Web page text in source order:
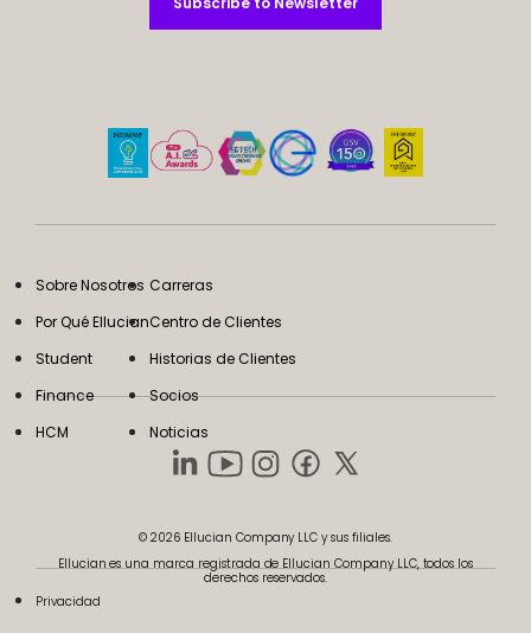
Sobre Nosotros
Por Qué Ellucian
Student
Finance
HCM
Carreras
Centro de Clientes
Historias de Clientes
Socios
Noticias
© 2026 Ellucian Company LLC y sus filiales.
Ellucian es una marca registrada de Ellucian Company LLC, todos los
derechos reservados.
Privacidad